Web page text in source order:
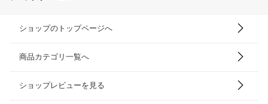
ショップのトップページへ
商品カテゴリ一覧へ
ショップレビューを見る